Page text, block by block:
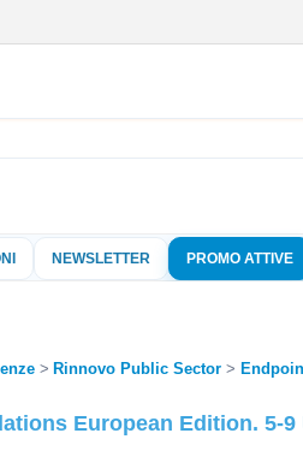
nome utente
clicca sul
NEWSLETTER PROMO ATTIVE
Rinnovo Public Sector
European Edition. 5-